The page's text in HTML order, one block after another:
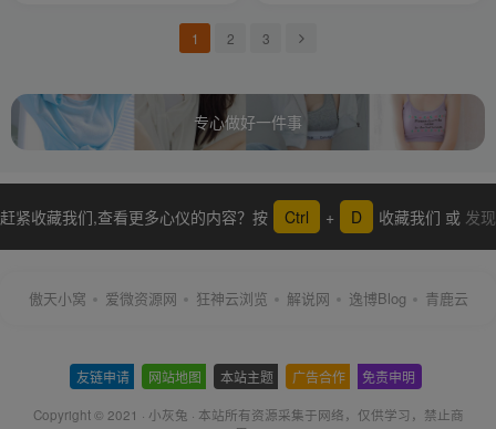
1 2 3
专心做好一件事
赶紧收藏我们,查看更多心仪的内容？按 Ctrl + D 收藏我们 或 发现
傲天小窝 爱微资源网 狂神云浏览 解说网 逸博Blog 青鹿云
友链申请 网站地图 本站主题 广告合作 免责申明
Copyright © 2021 · 小灰兔 · 本站所有资源采集于网络，仅供学习，禁止商